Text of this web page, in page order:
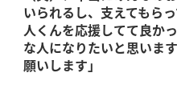
いられるし、支えてもら
人くんを応援してて良か
な人になりたいと思いま
願いします」